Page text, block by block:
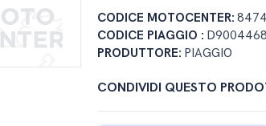
CODICE MOTOCENTER: 8474
CODICE PIAGGIO :
PRODUTTORE: PIAGGIO
CONDIVIDI QUESTO